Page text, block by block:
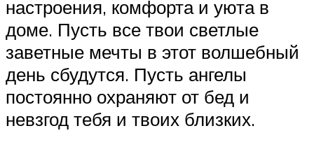
настроения, комфорта и уюта в
доме. Пусть все твои светлые
заветные мечты в этот волшебный
день сбудутся. Пусть ангелы
постоянно охраняют от бед и
невзгод тебя и твоих близких.